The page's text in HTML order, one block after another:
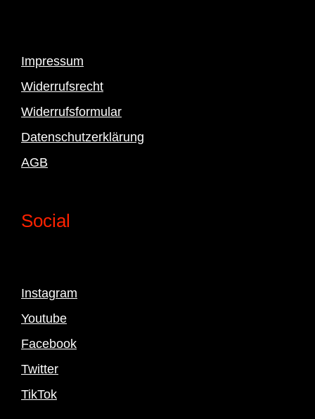
Impressum
Widerrufsrecht
Widerrufsformular
Datenschutzerklärung
AGB
Social
Instagram
Youtube
Facebook
Twitter
TikTok